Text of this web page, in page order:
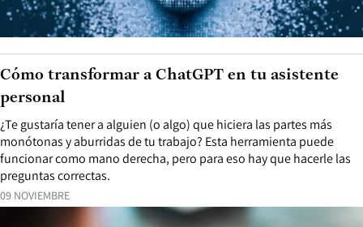
09 NOVIEMBRE
¿Te gustaría tener a alguien (o algo) que hiciera las partes más
monótonas y aburridas de tu trabajo? Esta herramienta puede
funcionar como mano derecha, pero para eso hay que hacerle las
preguntas correctas.
Cómo transformar a ChatGPT en tu asistente
personal